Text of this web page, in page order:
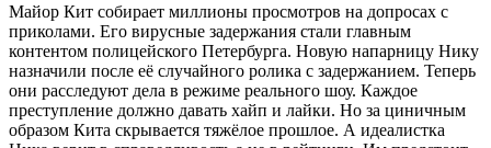
Майор Кит собирает миллионы просмотров на допросах с
приколами. Его вирусные задержания стали главным
контентом полицейского Петербурга. Новую напарницу Нику
назначили после её случайного ролика с задержанием. Теперь
они расследуют дела в режиме реального шоу. Каждое
преступление должно давать хайп и лайки. Но за циничным
образом Кита скрывается тяжёлое прошлое. А идеалистка